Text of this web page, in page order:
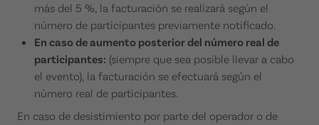
más del 5 %, la facturación se realizará según el
número de participantes previamente notificado.
En caso de aumento posterior del número real de
participantes: (siempre que sea posible llevar a cabo
el evento), la facturación se efectuará según el
número real de participantes.
En caso de desistimiento por parte del operador o de